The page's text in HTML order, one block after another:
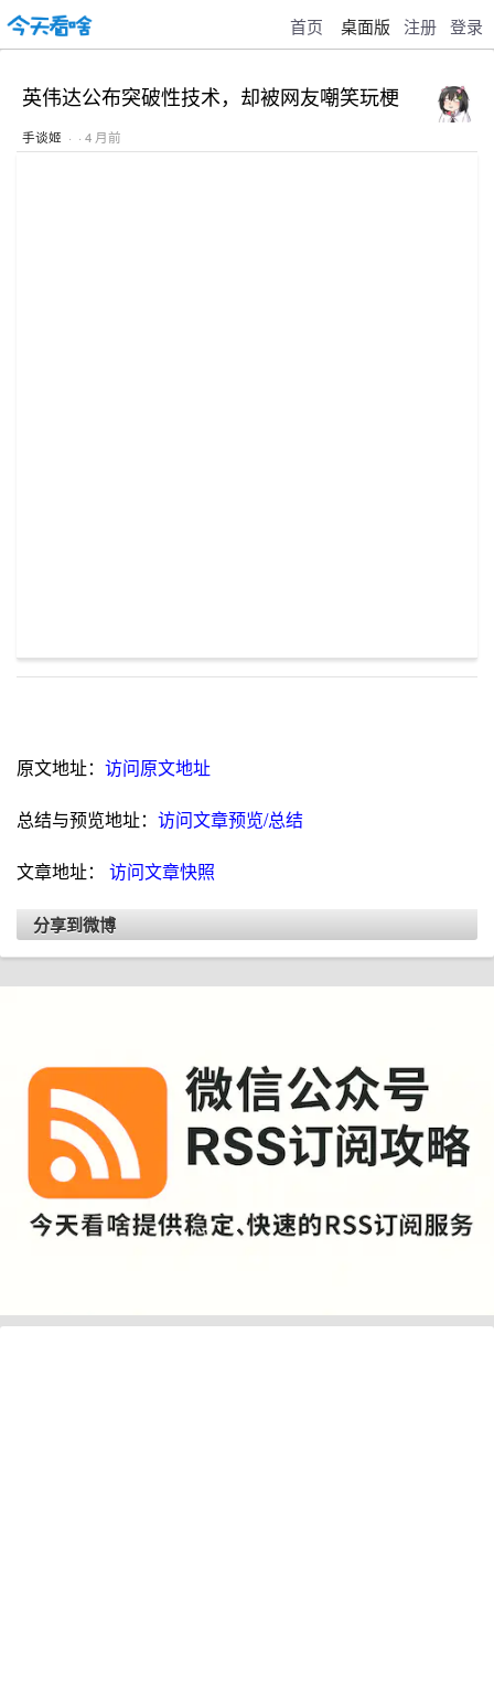
首页 桌面版 注册 登录
英伟达公布突破性技术，却被网友嘲笑玩梗
手谈姬 · · 4 月前
原文地址： 访问原文地址
总结与预览地址： 访问文章预览/总结
文章地址： 访问文章快照
分享到微博